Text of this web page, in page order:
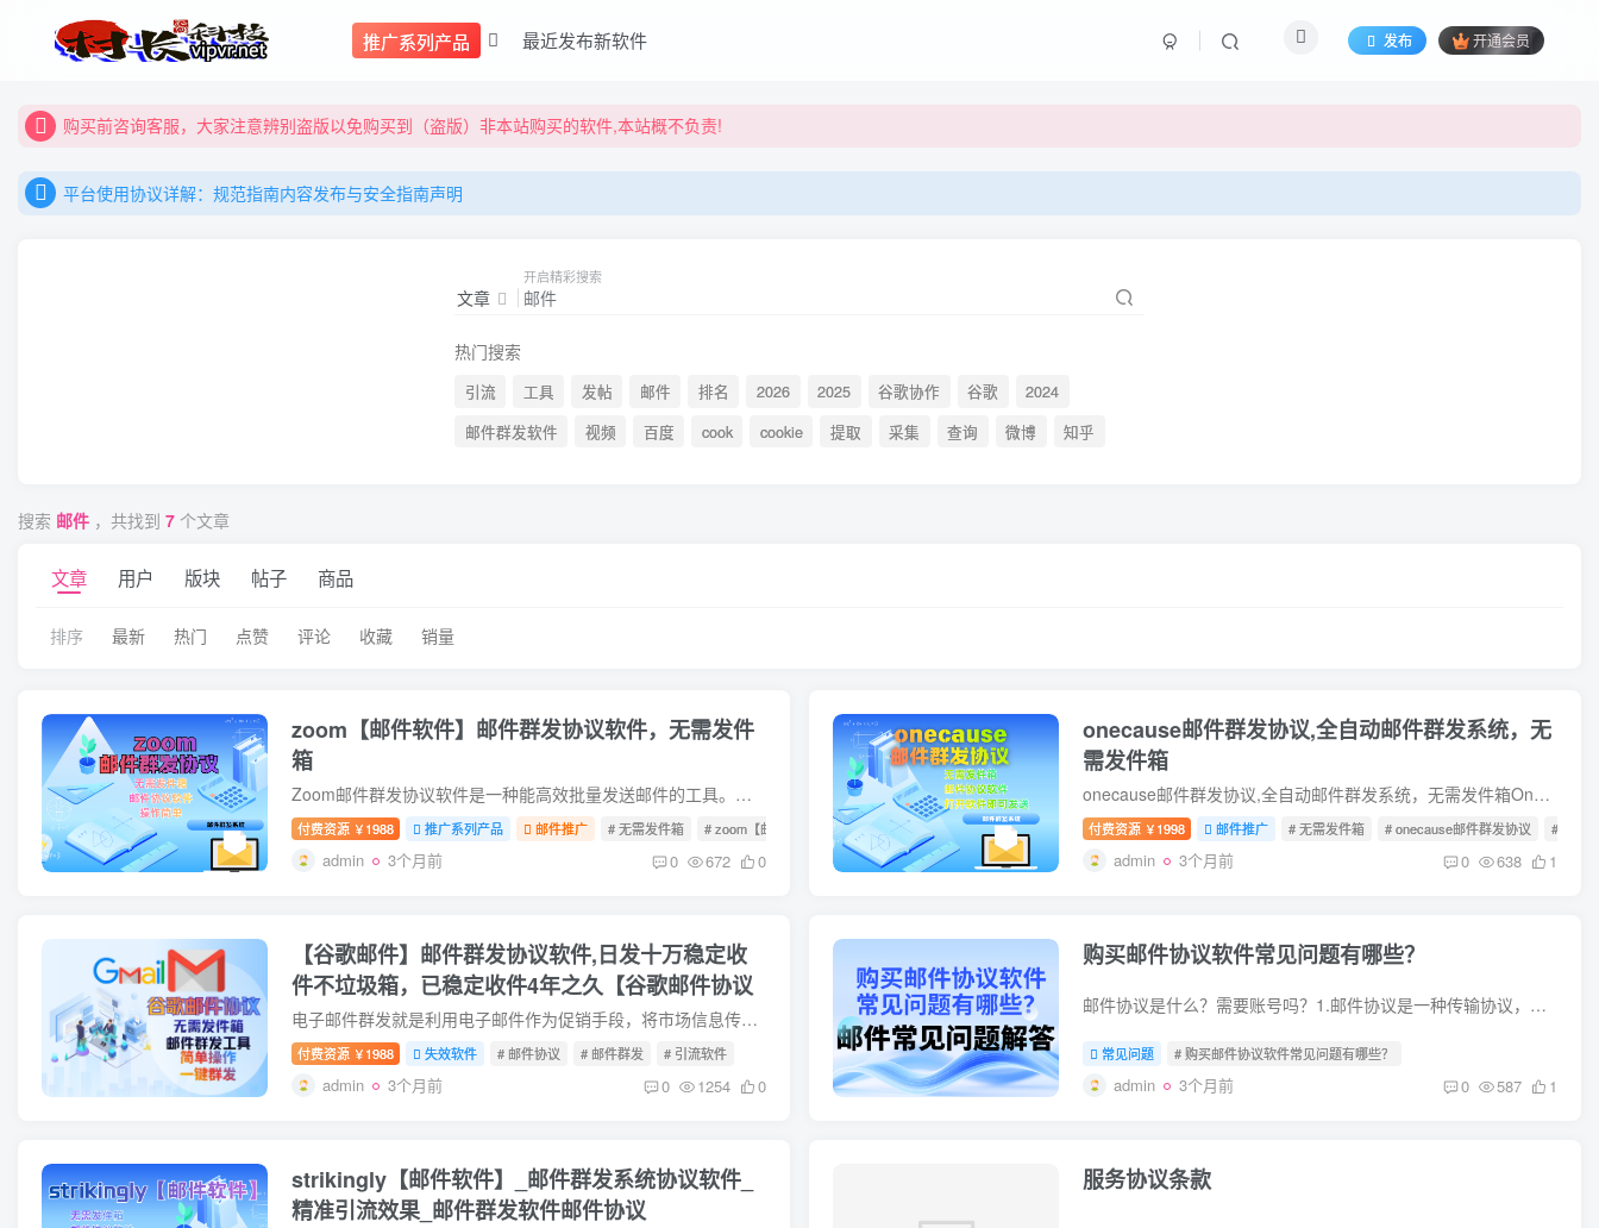
推广系列产品 最近发布新软件 发布 开通会员
购买前咨询客服，大家注意辨别盗版以免购买到（盗版）非本站购买的软件,本站概不负责!
购买前咨询客服，大家注意辨别盗版以免购买到（盗版）非本站购买的软件,本站概不负责!
平台使用协议详解：规范指南内容发布与安全指南声明
文章
开启精彩搜索
热门搜索
引流 工具 发帖 邮件 排名 2026 2025 谷歌协作 谷歌
2024
邮件群发软件
视频 百度 cook cookie 提取 采集 查询 微博 知乎
搜索 邮件 ，共找到 7 个文章
文章 用户 版块 帖子 商品
排序 最新 热门 点赞 评论 收藏 销量
zoom【邮件软件】邮件群发协议软件，无需发件
箱
Zoom邮件群发协议软件是一种能高效批量发送邮件的工具。它无需发件箱软件，意味着摆脱了传统发件箱的限制，使用更灵活便捷。这种软件基于特定协议运行，可绕过一些常规邮件发送的限制，提升发送...
付费资源 ￥ 1988 推广系列产品 邮件推广 # 无需发件箱 # zoom【邮件软件】 # 邮件群发协议软件
admin 3个月前 0 672 0
onecause邮件群发协议,全自动邮件群发系统，无
需发件箱
onecause邮件群发协议,全自动邮件群发系统，无需发件箱OneCause协议颠覆了传统邮件群发模式，通过分布式节点网络实现全自动邮件投递。该系统采用区块链技术构建去中心化路由，每个参与节点既是...
付费资源 ￥ 1998 邮件推广 # 无需发件箱 # onecause邮件群发协议 # 全自
admin 3个月前 0 638 1
【谷歌邮件】邮件群发协议软件,日发十万稳定收
件不垃圾箱，已稳定收件4年之久【谷歌邮件协议
电子邮件群发就是利用电子邮件作为促销手段，将市场信息传达给用户的促销方式。电子邮件促销通常是通过电子邮件内容、信息、电子邮件广告的发送来完成的。在进行电子邮件宣传时，若电子邮件的数...
付费资源 ￥ 1988 失效软件 # 邮件协议 # 邮件群发 # 引流软件
admin 3个月前 0 1254 0
购买邮件协议软件常见问题有哪些？
邮件协议是什么？需要账号吗？1.邮件协议是一种传输协议，一个发送包，把数据提交给平台，利用第三方平台发送邮件，利用对方平台的邮件账号发送邮件。2.无需要购买发件箱账号，具体根据每款软件...
常见问题 # 购买邮件协议软件常见问题有哪些？
admin 3个月前 0 587 1
strikingly【邮件软件】_邮件群发系统协议软件_
精准引流效果_邮件群发软件邮件协议
服务协议条款